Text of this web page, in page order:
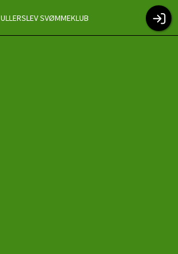
ULLERSLEV SVØMMEKLUB